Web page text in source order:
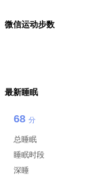
微信运动步数
最新睡眠
68 分
总睡眠
睡眠时段
深睡